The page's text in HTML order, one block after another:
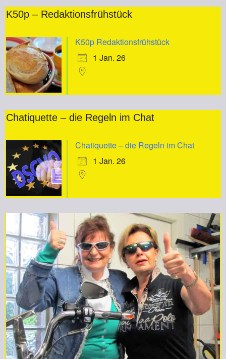
K50p – Redaktionsfrühstück
K50p Redaktionsfrühstück
1 Jan. 26
Chatiquette – die Regeln im Chat
Chatiquette – die Regeln im Chat
1 Jan. 26